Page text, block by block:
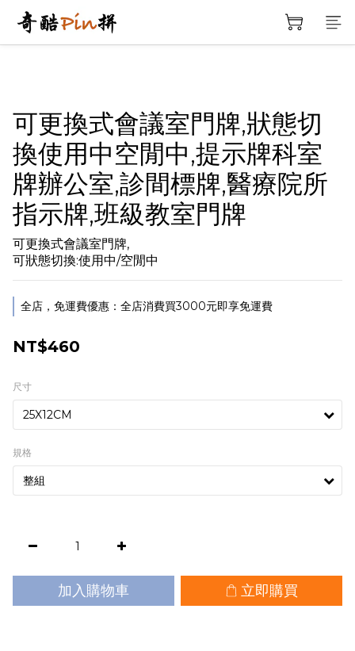
可更換式會議室門牌,狀態切
換使用中空閒中,提示牌科室
牌辦公室,診間標牌,醫療院所
指示牌,班級教室門牌
可更換式會議室門牌,
可狀態切換:使用中/空閒中
全店，免運費優惠：全店消費買3000元即享免運費
NT$460
尺寸
規格
加入購物車 立即購買